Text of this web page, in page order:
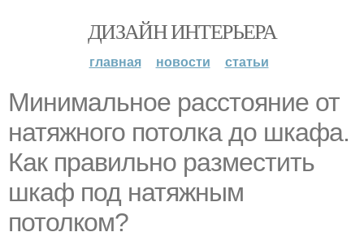
ДИЗАЙН ИНТЕРЬЕРА
главная новости статьи
Минимальное расстояние от
натяжного потолка до шкафа.
Как правильно разместить
шкаф под натяжным
потолком?